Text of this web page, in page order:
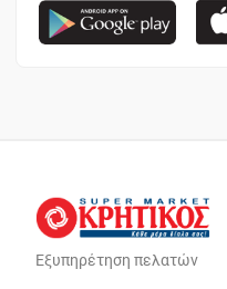
Εξυπηρέτηση πελατών